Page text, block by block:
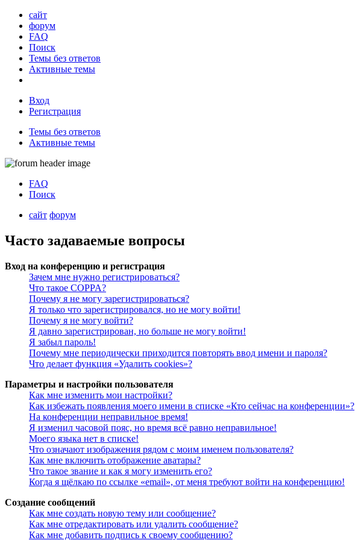
сайт
форум
FAQ
Поиск
Темы без ответов
Активные темы
Вход
Регистрация
Темы без ответов
Активные темы
FAQ
Поиск
сайт форум
Часто задаваемые вопросы
Вход на конференцию и регистрация
Зачем мне нужно регистрироваться?
Что такое COPPA?
Почему я не могу зарегистрироваться?
Я только что зарегистрировался, но не могу войти!
Почему я не могу войти?
Я давно зарегистрирован, но больше не могу войти!
Я забыл пароль!
Почему мне периодически приходится повторять ввод имени и пароля?
Что делает функция «Удалить cookies»?
Параметры и настройки пользователя
Как мне изменить мои настройки?
Как избежать появления моего имени в списке «Кто сейчас на конференции»?
На конференции неправильное время!
Я изменил часовой пояс, но время всё равно неправильное!
Моего языка нет в списке!
Что означают изображения рядом с моим именем пользователя?
Как мне включить отображение аватары?
Что такое звание и как я могу изменить его?
Когда я щёлкаю по ссылке «email», от меня требуют войти на конференцию!
Создание сообщений
Как мне создать новую тему или сообщение?
Как мне отредактировать или удалить сообщение?
Как мне добавить подпись к своему сообщению?